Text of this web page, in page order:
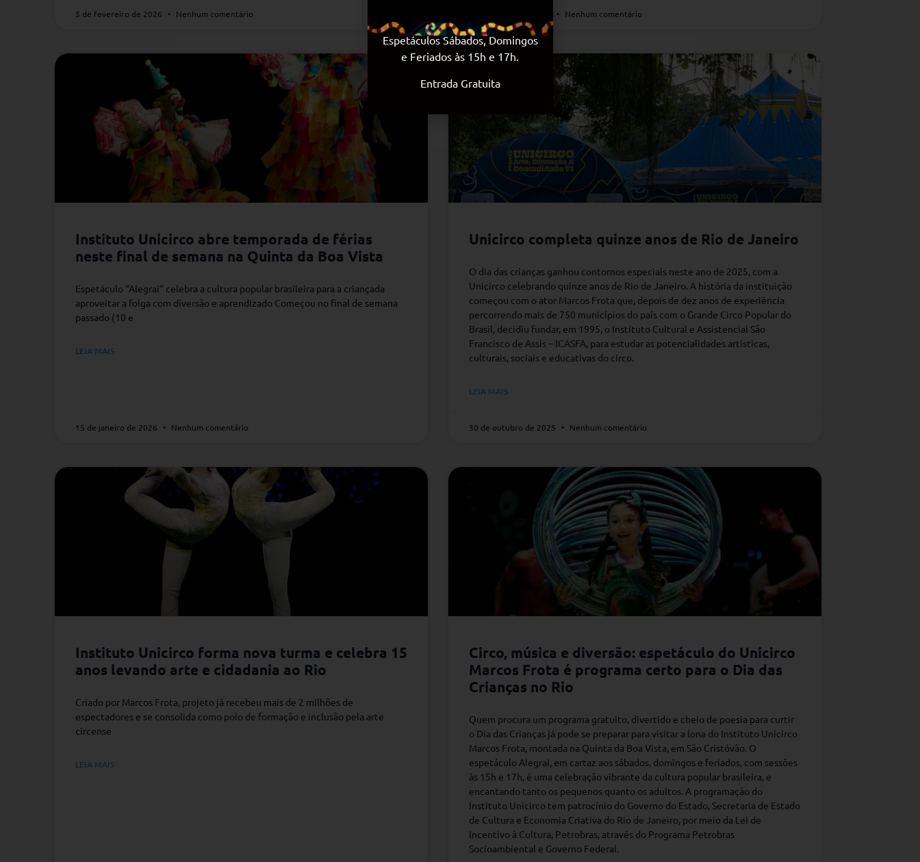
5 de fevereiro de 2026 Nenhum comentário Nenhum comentário
Instituto Unicirco abre temporada de férias
neste final de semana na Quinta da Boa Vista
Espetáculo “Alegrai” celebra a cultura popular brasileira para a criançada
aproveitar a folga com diversão e aprendizado Começou no final de semana
passado (10 e
LEIA MAIS
15 de janeiro de 2026 Nenhum comentário
Unicirco completa quinze anos de Rio de Janeiro
O dia das crianças ganhou contornos especiais neste ano de 2025, com a
Unicirco celebrando quinze anos de Rio de Janeiro. A história da instituição
começou com o ator Marcos Frota que, depois de dez anos de experiência
percorrendo mais de 750 municípios do país com o Grande Circo Popular do
Brasil, decidiu fundar, em 1995, o Instituto Cultural e Assistencial São
Francisco de Assis – ICASFA, para estudar as potencialidades artísticas,
culturais, sociais e educativas do circo.
LEIA MAIS
30 de outubro de 2025 Nenhum comentário
Instituto Unicirco forma nova turma e celebra 15
anos levando arte e cidadania ao Rio
Criado por Marcos Frota, projeto já recebeu mais de 2 milhões de
espectadores e se consolida como polo de formação e inclusão pela arte
circense
LEIA MAIS
Circo, música e diversão: espetáculo do Unicirco
Marcos Frota é programa certo para o Dia das
Crianças no Rio
Quem procura um programa gratuito, divertido e cheio de poesia para curtir
o Dia das Crianças já pode se preparar para visitar a lona do Instituto Unicirco
Marcos Frota, montada na Quinta da Boa Vista, em São Cristóvão. O
espetáculo Alegrai, em cartaz aos sábados, domingos e feriados, com sessões
às 15h e 17h, é uma celebração vibrante da cultura popular brasileira, e
encantando tanto os pequenos quanto os adultos. A programação do
Instituto Unicirco tem patrocínio do Governo do Estado, Secretaria de Estado
de Cultura e Economia Criativa do Rio de Janeiro, por meio da Lei de
Incentivo à Cultura, Petrobras, através do Programa Petrobras
Socioambiental e Governo Federal.
Espetáculos Sábados, Domingos
e Feriados às 15h e 17h.
Entrada Gratuita